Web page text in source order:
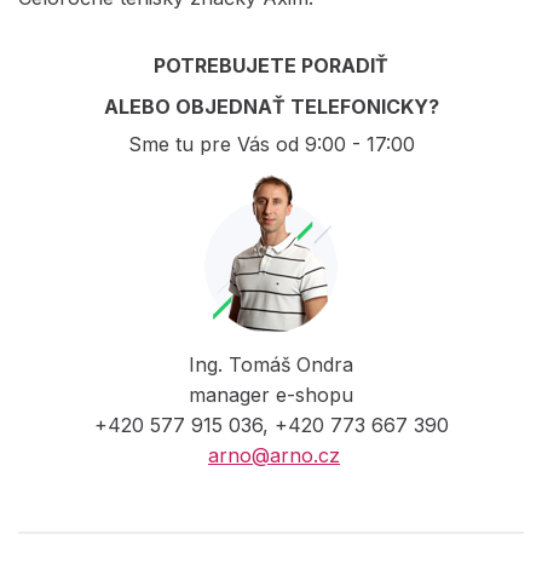
POTREBUJETE PORADIŤ
ALEBO OBJEDNAŤ TELEFONICKY?
Sme tu pre Vás od 9:00 - 17:00
Ing. Tomáš Ondra
manager e-shopu
+420 577 915 036, +420 773 667 390
arno@arno.cz